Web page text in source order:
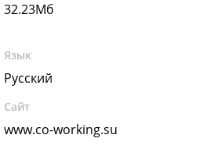
32.23Мб
Язык
Русский
Сайт
www.co-working.su